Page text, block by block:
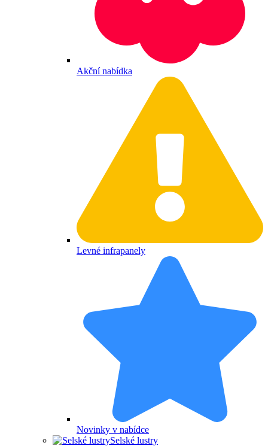
Akční nabídka
Levné infrapanely
Novinky v nabídce
Selské lustry